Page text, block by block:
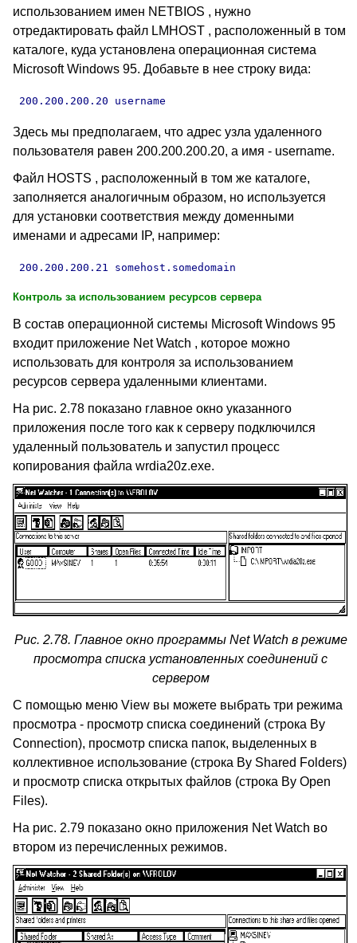
использованием имен NETBIOS , нужно
отредактировать файл LMHOST , расположенный в том
каталоге, куда установлена операционная система
Microsoft Windows 95. Добавьте в нее строку вида:
200.200.200.20 username
Здесь мы предполагаем, что адрес узла удаленного
пользователя равен 200.200.200.20, а имя - username.
Файл HOSTS , расположенный в том же каталоге,
заполняется аналогичным образом, но используется
для установки соответствия между доменными
именами и адресами IP, например:
200.200.200.21 somehost.somedomain
Контроль за использованием ресурсов сервера
В состав операционной системы Microsoft Windows 95
входит приложение Net Watch , которое можно
использовать для контроля за использованием
ресурсов сервера удаленными клиентами.
На рис. 2.78 показано главное окно указанного
приложения после того как к серверу подключился
удаленный пользователь и запустил процесс
копирования файла wrdia20z.exe.
Рис. 2.78. Главное окно программы Net Watchв режиме
просмотра списка установленных соединений с
сервером
С помощью меню View вы можете выбрать три режима
просмотра - просмотр списка соединений (строка By
Connection), просмотр списка папок, выделенных в
коллективное использование (строка By Shared Folders)
и просмотр списка открытых файлов (строка By Open
Files).
На рис. 2.79 показано окно приложения Net Watch во
втором из перечисленных режимов.